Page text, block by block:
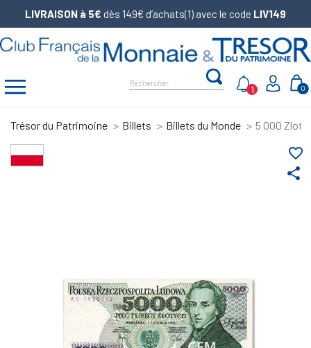
LIVRAISON à 5€ dès 149€ d’achats(1) avec le code LIV149
0
1
Trésor du Patrimoine Billets Billets du Monde 5 000
share
favorite_border